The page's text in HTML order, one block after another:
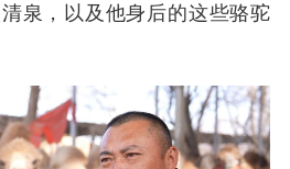
泉，以及他身后的这些骆驼